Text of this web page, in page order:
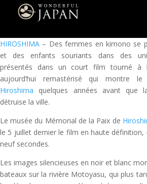
HIROSHIMA – Des femmes en kimono se
et des enfants souriants dans des
présentés dans un court film tourné à
aujourd’hui remastérisé qui montre
Hiroshima quelques années avant que
détruise la ville.
Le musée du Mémorial de la Paix de
le 5 juillet dernier le film en haute
neuf secondes.
Les images silencieuses en noir et blanc
bateaux sur la rivière Motoyasu, qui plus